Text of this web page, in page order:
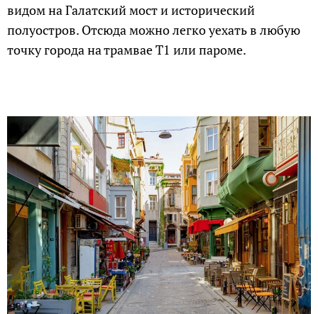
видом на Галатский мост и исторический
полуостров. Отсюда можно легко уехать в любую
точку города на трамвае Т1 или пароме.